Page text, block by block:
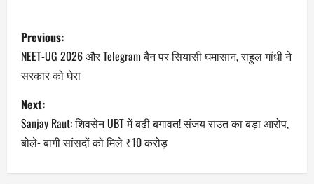
Previous:
NEET-UG 2026 और Telegram बैन पर सियासी घमासान, राहुल गांधी ने
सरकार को घेरा
Next:
Sanjay Raut: शिवसेन UBT में बढ़ी बगावत! संजय राउत का बड़ा आरोप,
बोले- बागी सांसदों को मिले ₹10 करोड़